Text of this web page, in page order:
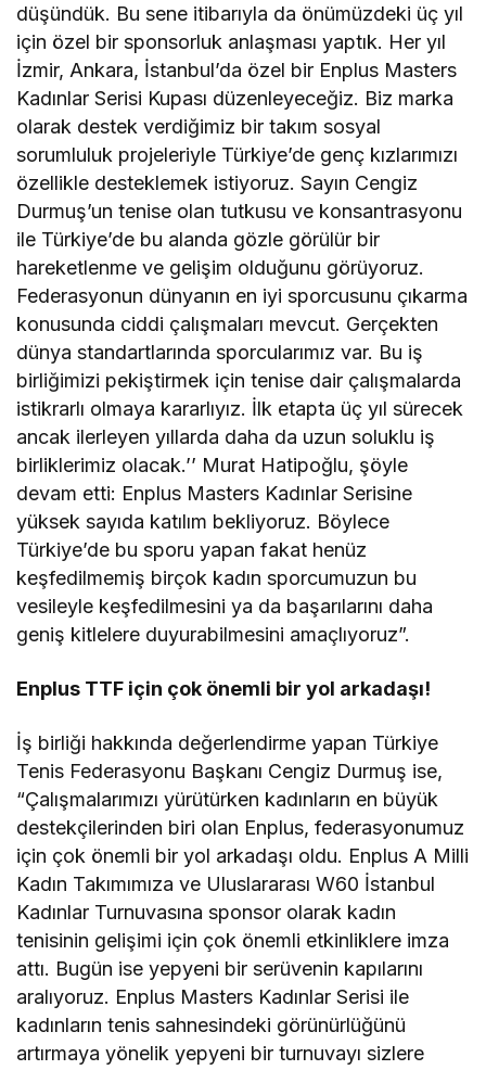
düşündük. Bu sene itibarıyla da önümüzdeki üç yıl
için özel bir sponsorluk anlaşması yaptık. Her yıl
İzmir, Ankara, İstanbul’da özel bir Enplus Masters
Kadınlar Serisi Kupası düzenleyeceğiz. Biz marka
olarak destek verdiğimiz bir takım sosyal
sorumluluk projeleriyle Türkiye’de genç kızlarımızı
özellikle desteklemek istiyoruz. Sayın Cengiz
Durmuş’un tenise olan tutkusu ve konsantrasyonu
ile Türkiye’de bu alanda gözle görülür bir
hareketlenme ve gelişim olduğunu görüyoruz.
Federasyonun dünyanın en iyi sporcusunu çıkarma
konusunda ciddi çalışmaları mevcut. Gerçekten
dünya standartlarında sporcularımız var. Bu iş
birliğimizi pekiştirmek için tenise dair çalışmalarda
istikrarlı olmaya kararlıyız. İlk etapta üç yıl sürecek
ancak ilerleyen yıllarda daha da uzun soluklu iş
birliklerimiz olacak.’’ Murat Hatipoğlu, şöyle
devam etti: Enplus Masters Kadınlar Serisine
yüksek sayıda katılım bekliyoruz. Böylece
Türkiye’de bu sporu yapan fakat henüz
keşfedilmemiş birçok kadın sporcumuzun bu
vesileyle keşfedilmesini ya da başarılarını daha
geniş kitlelere duyurabilmesini amaçlıyoruz”.
Enplus TTF için çok önemli bir yol arkadaşı!
İş birliği hakkında değerlendirme yapan Türkiye
Tenis Federasyonu Başkanı Cengiz Durmuş ise,
“Çalışmalarımızı yürütürken kadınların en büyük
destekçilerinden biri olan Enplus, federasyonumuz
için çok önemli bir yol arkadaşı oldu. Enplus A Milli
Kadın Takımımıza ve Uluslararası W60 İstanbul
Kadınlar Turnuvasına sponsor olarak kadın
tenisinin gelişimi için çok önemli etkinliklere imza
attı. Bugün ise yepyeni bir serüvenin kapılarını
aralıyoruz. Enplus Masters Kadınlar Serisi ile
kadınların tenis sahnesindeki görünürlüğünü
artırmaya yönelik yepyeni bir turnuvayı sizlere